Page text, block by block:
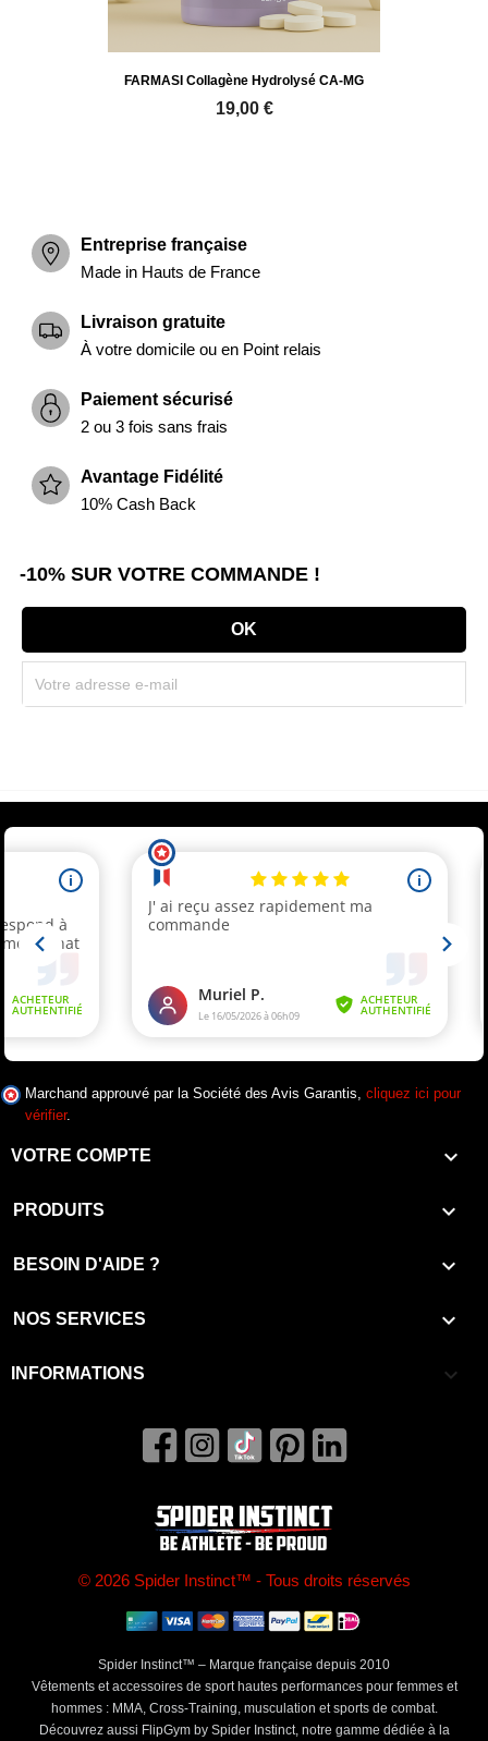
FARMASI Collagène Hydrolysé CA-MG
19,00 €
Entreprise française
Made in Hauts de France
Livraison gratuite
À votre domicile ou en Point relais
Paiement sécurisé
2 ou 3 fois sans frais
Avantage Fidélité
10% Cash Back
-10% SUR VOTRE COMMANDE !
Marchand approuvé par la Société des Avis Garantis, cliquez ici pour
vérifier.
VOTRE COMPTE 
PRODUITS 
BESOIN D'AIDE ? 
NOS SERVICES 
INFORMATIONS keyboard_arrow_down
© 2026 Spider Instinct™ - Tous droits réservés
Spider Instinct™ – Marque française depuis 2010
Vêtements et accessoires de sport hautes performances pour femmes et
hommes : MMA, Cross-Training, musculation et sports de combat.
Découvrez aussi FlipGym by Spider Instinct, notre gamme dédiée à la